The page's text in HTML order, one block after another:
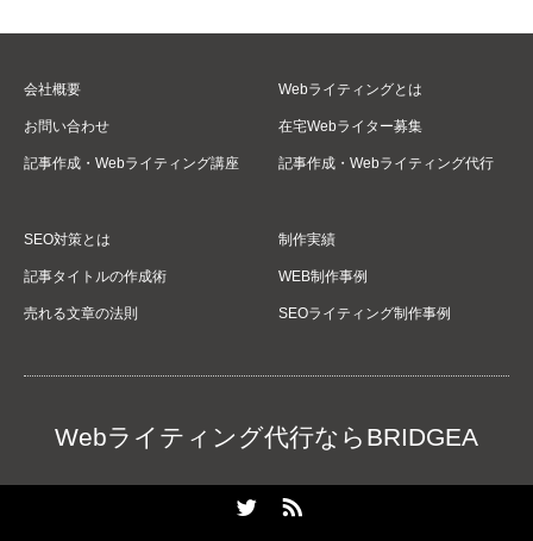
会社概要
お問い合わせ
記事作成・Webライティング講座
Webライティングとは
在宅Webライター募集
記事作成・Webライティング代行
SEO対策とは
記事タイトルの作成術
売れる文章の法則
制作実績
WEB制作事例
SEOライティング制作事例
Webライティング代行ならBRIDGEA